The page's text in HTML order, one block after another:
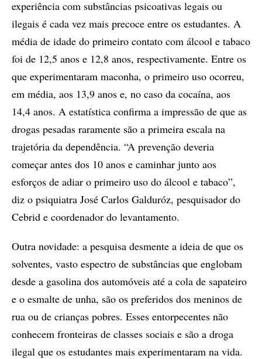
experiência com substâncias psicoativas legais ou
ilegais é cada vez mais precoce entre os estudantes. A
média de idade do primeiro contato com álcool e tabaco
foi de 12,5 anos e 12,8 anos, respectivamente. Entre os
que experimentaram maconha, o primeiro uso ocorreu,
em média, aos 13,9 anos e, no caso da cocaína, aos
14,4 anos. A estatística confirma a impressão de que as
drogas pesadas raramente são a primeira escala na
trajetória da dependência. “A prevenção deveria
começar antes dos 10 anos e caminhar junto aos
esforços de adiar o primeiro uso do álcool e tabaco”,
diz o psiquiatra José Carlos Galduróz, pesquisador do
Cebrid e coordenador do levantamento.
Outra novidade: a pesquisa desmente a ideia de que os
solventes, vasto espectro de substâncias que englobam
desde a gasolina dos automóveis até a cola de sapateiro
e o esmalte de unha, são os preferidos dos meninos de
rua ou de crianças pobres. Esses entorpecentes não
conhecem fronteiras de classes sociais e são a droga
ilegal que os estudantes mais experimentaram na vida.